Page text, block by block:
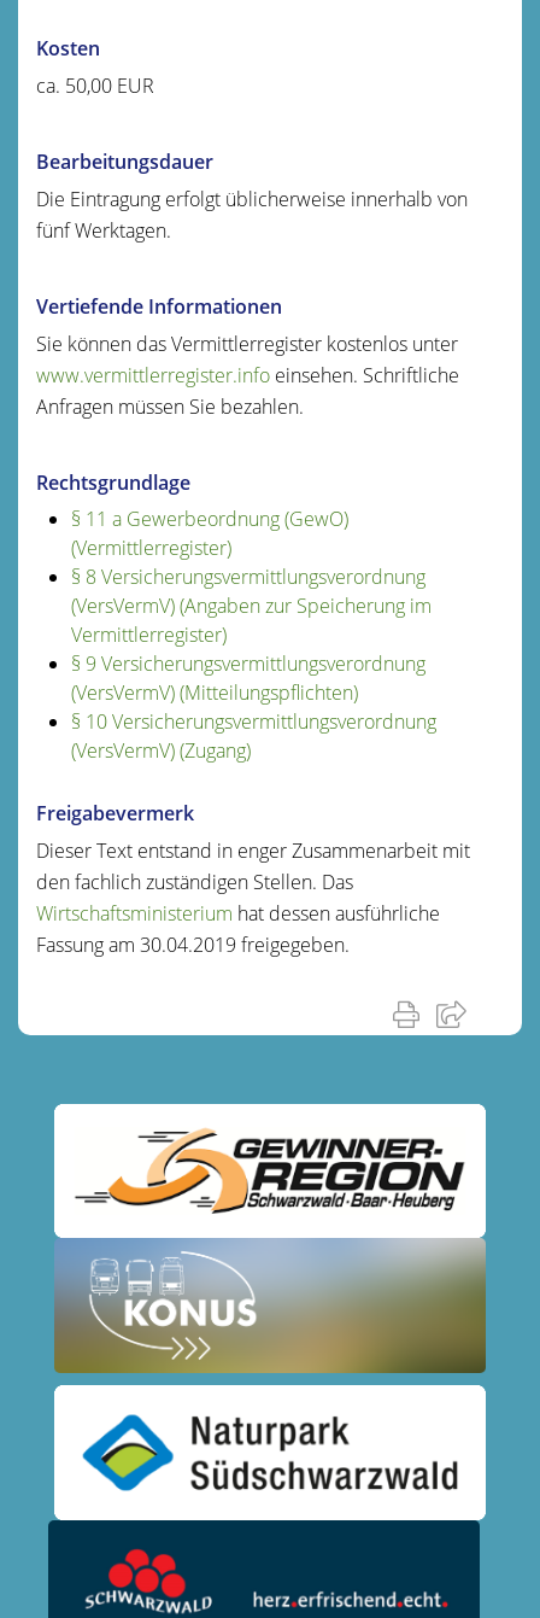
Kosten
ca. 50,00 EUR
Bearbeitungsdauer
Die Eintragung erfolgt üblicherweise innerhalb von
fünf Werktagen.
Vertiefende Informationen
Sie können das Vermittlerregister kostenlos unter
www.vermittlerregister.info einsehen. Schriftliche
Anfragen müssen Sie bezahlen.
Rechtsgrundlage
§ 11 a Gewerbeordnung (GewO)
(Vermittlerregister)
§ 8 Versicherungsvermittlungsverordnung
(VersVermV) (Angaben zur Speicherung im
Vermittlerregister)
§ 9 Versicherungsvermittlungsverordnung
(VersVermV) (Mitteilungspflichten)
§ 10 Versicherungsvermittlungsverordnung
(VersVermV) (Zugang)
Freigabevermerk
Dieser Text entstand in enger Zusammenarbeit mit
den fachlich zuständigen Stellen. Das
Wirtschaftsministerium hat dessen ausführliche
Fassung am 30.04.2019 freigegeben.